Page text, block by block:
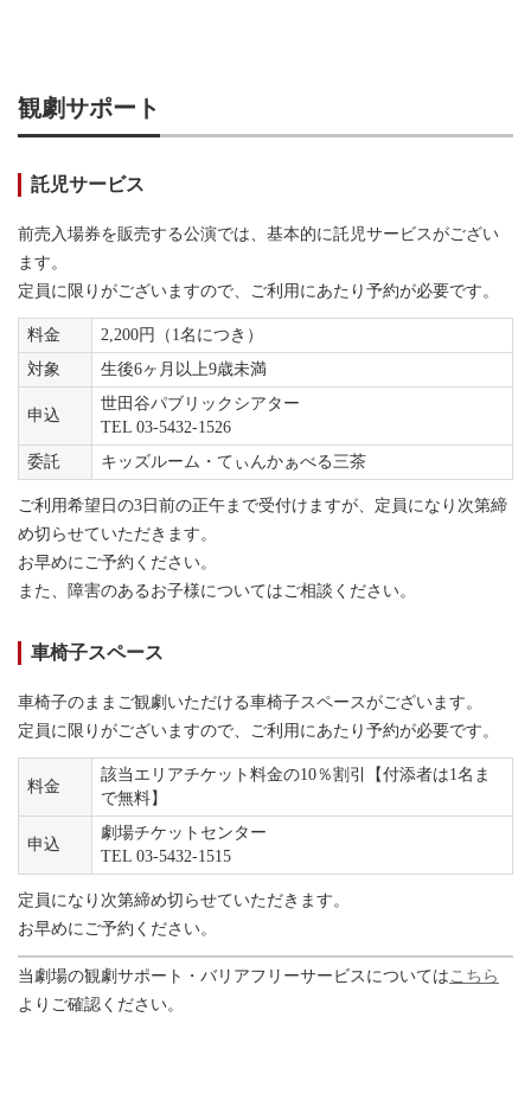
観劇サポート
託児サービス
前売入場券を販売する公演では、基本的に託児サービスがござい
ます。
定員に限りがございますので、ご利用にあたり予約が必要です。
料金
2,200円（1名につき）
対象
生後6ヶ月以上9歳未満
申込
世田谷パブリックシアター
TEL 03-5432-1526
委託
キッズルーム・てぃんかぁべる三茶
ご利用希望日の3日前の正午まで受付けますが、定員になり次第締
め切らせていただきます。
お早めにご予約ください。
また、障害のあるお子様についてはご相談ください。
車椅子スペース
車椅子のままご観劇いただける車椅子スペースがございます。
定員に限りがございますので、ご利用にあたり予約が必要です。
料金
該当エリアチケット料金の10％割引【付添者は1名ま
で無料】
申込
劇場チケットセンター
TEL 03-5432-1515
定員になり次第締め切らせていただきます。
お早めにご予約ください。
当劇場の観劇サポート・バリアフリーサービスについては こちら
よりご確認ください。